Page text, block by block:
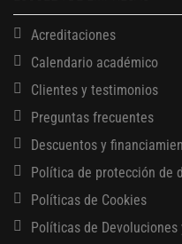
Acreditaciones
Calendario académico
Clientes y testimonios
Preguntas frecuentes
Descuentos y
Política de protección de
Políticas de Cookies
Políticas de Devoluciones
13 AGOSTO, 2026
Finanzas para no financieros
17 AGOSTO, 2026
Gerencia de empresas